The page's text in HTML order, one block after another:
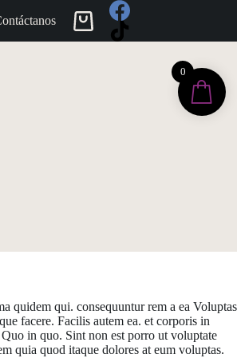
Carro
de
quidem qui. consequuntur rem a ea Voluptas
facere. Facilis autem ea. et corporis in
in quo. Sint non est porro ut voluptate
quia quod itaque dolores at eum voluptas.
0